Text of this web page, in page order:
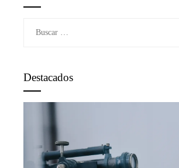
Destacados